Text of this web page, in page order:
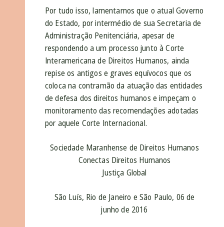
Por tudo isso, lamentamos que o atual Governo
do Estado, por intermédio de sua Secretaria de
Administração Penitenciária, apesar de
respondendo a um processo junto à Corte
Interamericana de Direitos Humanos, ainda
repise os antigos e graves equívocos que os
coloca na contramão da atuação das entidades
de defesa dos direitos humanos e impeçam o
monitoramento das recomendações adotadas
por aquele Corte Internacional.
Sociedade Maranhense de Direitos Humanos
Conectas Direitos Humanos
Justiça Global
São Luís, Rio de Janeiro e São Paulo, 06 de
junho de 2016